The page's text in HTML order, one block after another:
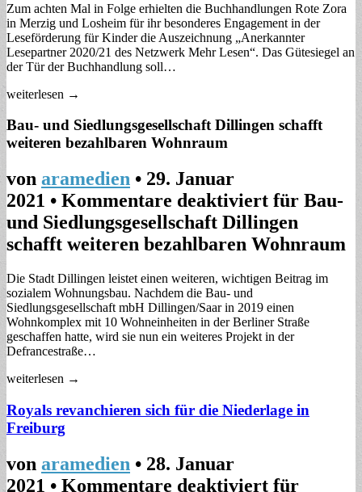
Zum achten Mal in Folge erhielten die Buchhandlungen Rote Zora
in Merzig und Losheim für ihr besonderes Engagement in der
Leseförderung für Kinder die Auszeichnung „Anerkannter
Lesepartner 2020/21 des Netzwerk Mehr Lesen“. Das Gütesiegel an
der Tür der Buchhandlung soll…
weiterlesen →
Bau- und Siedlungsgesellschaft Dillingen schafft
weiteren bezahlbaren Wohnraum
von aramedien • 29. Januar
2021 • Kommentare deaktiviert für Bau-
und Siedlungsgesellschaft Dillingen
schafft weiteren bezahlbaren Wohnraum
Die Stadt Dillingen leistet einen weiteren, wichtigen Beitrag im
sozialem Wohnungsbau. Nachdem die Bau- und
Siedlungsgesellschaft mbH Dillingen/Saar in 2019 einen
Wohnkomplex mit 10 Wohneinheiten in der Berliner Straße
geschaffen hatte, wird sie nun ein weiteres Projekt in der
Defrancestraße…
weiterlesen →
Royals revanchieren sich für die Niederlage in
Freiburg
von aramedien • 28. Januar
2021 • Kommentare deaktiviert für